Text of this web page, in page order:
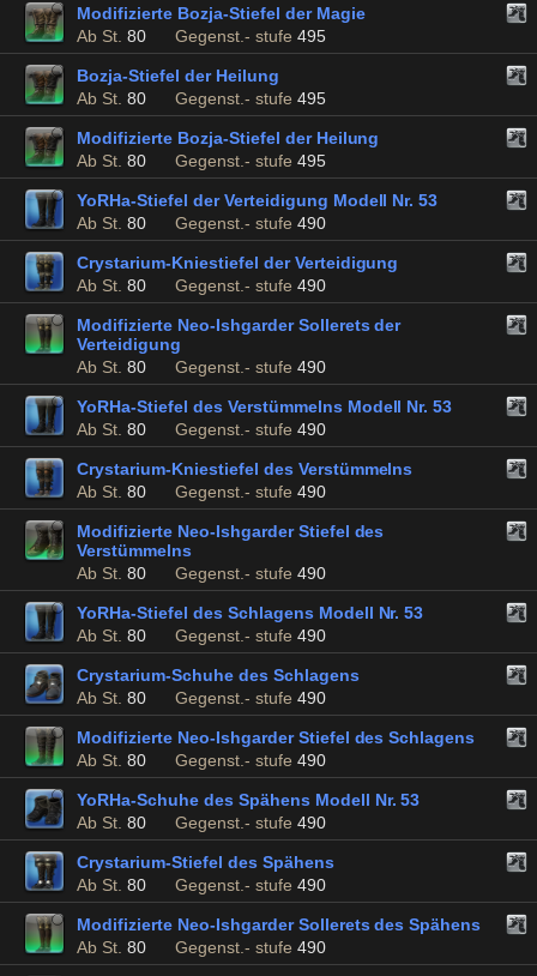
Modifizierte Bozja-Stiefel der Magie
Ab St. 80 Gegenst.- stufe 495
Bozja-Stiefel der Heilung
Ab St. 80 Gegenst.- stufe 495
Modifizierte Bozja-Stiefel der Heilung
Ab St. 80 Gegenst.- stufe 495
YoRHa-Stiefel der Verteidigung Modell Nr. 53
Ab St. 80 Gegenst.- stufe 490
Crystarium-Kniestiefel der Verteidigung
Ab St. 80 Gegenst.- stufe 490
Modifizierte Neo-Ishgarder Sollerets der
Verteidigung
Ab St. 80 Gegenst.- stufe 490
YoRHa-Stiefel des Verstümmelns Modell Nr. 53
Ab St. 80 Gegenst.- stufe 490
Crystarium-Kniestiefel des Verstümmelns
Ab St. 80 Gegenst.- stufe 490
Modifizierte Neo-Ishgarder Stiefel des
Verstümmelns
Ab St. 80 Gegenst.- stufe 490
YoRHa-Stiefel des Schlagens Modell Nr. 53
Ab St. 80 Gegenst.- stufe 490
Crystarium-Schuhe des Schlagens
Ab St. 80 Gegenst.- stufe 490
Modifizierte Neo-Ishgarder Stiefel des Schlagens
Ab St. 80 Gegenst.- stufe 490
YoRHa-Schuhe des Spähens Modell Nr. 53
Ab St. 80 Gegenst.- stufe 490
Crystarium-Stiefel des Spähens
Ab St. 80 Gegenst.- stufe 490
Modifizierte Neo-Ishgarder Sollerets des Spähens
Ab St. 80 Gegenst.- stufe 490